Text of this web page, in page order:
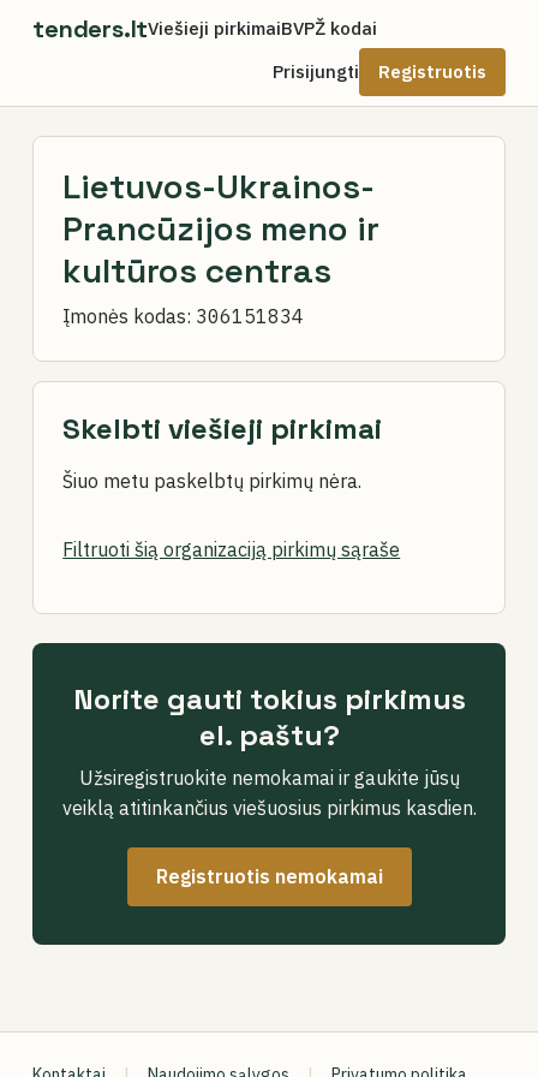
tenders.ltViešieji pirkimaiBVPŽ kodai
Prisijungti
Registruotis
Lietuvos-Ukrainos-
Prancūzijos meno ir
kultūros centras
Įmonės kodas: 306151834
Skelbti viešieji pirkimai
Šiuo metu paskelbtų pirkimų nėra.
Filtruoti šią organizaciją pirkimų sąraše
Norite gauti tokius pirkimus
el. paštu?
Užsiregistruokite nemokamai ir gaukite jūsų
veiklą atitinkančius viešuosius pirkimus kasdien.
Registruotis nemokamai